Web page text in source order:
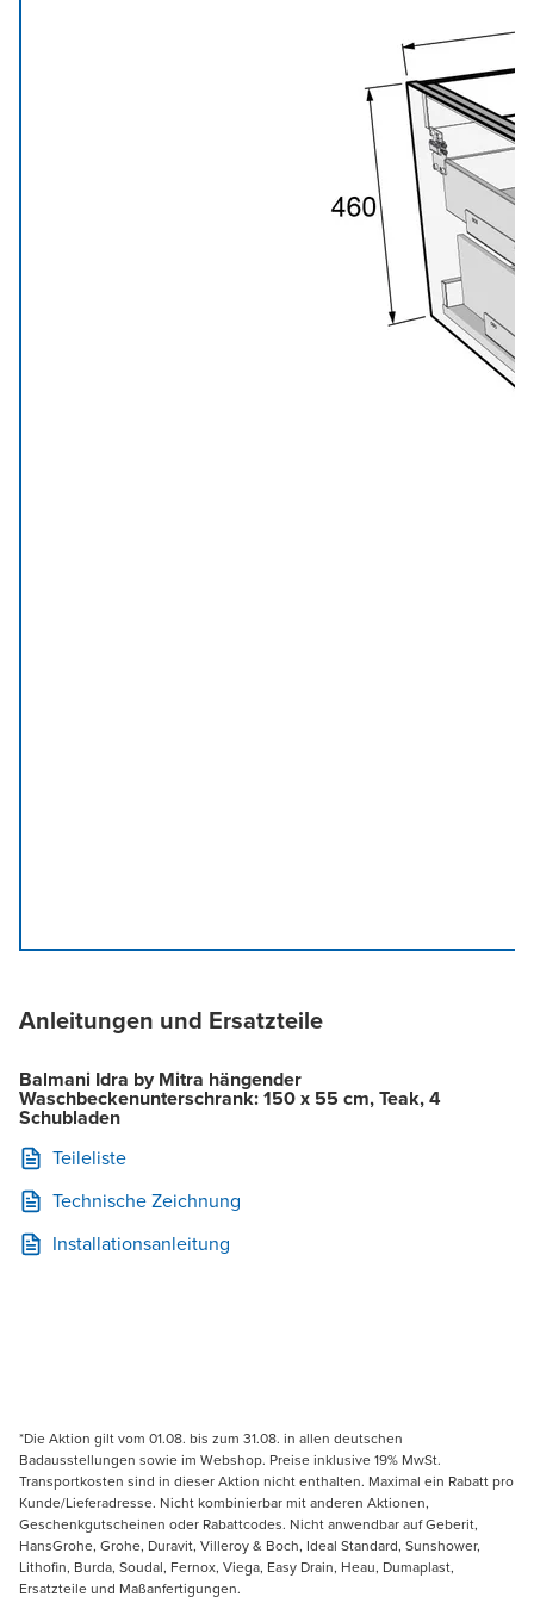
Anleitungen und Ersatzteile
Balmani Idra by Mitra hängender
Waschbeckenunterschrank: 150 x 55 cm, Teak, 4
Schubladen
Teileliste
Technische Zeichnung
Installationsanleitung
*Die Aktion gilt vom 01.08. bis zum 31.08. in allen deutschen
Badausstellungen sowie im Webshop. Preise inklusive 19% MwSt.
Transportkosten sind in dieser Aktion nicht enthalten. Maximal ein Rabatt pro
Kunde/Lieferadresse. Nicht kombinierbar mit anderen Aktionen,
Geschenkgutscheinen oder Rabattcodes. Nicht anwendbar auf Geberit,
HansGrohe, Grohe, Duravit, Villeroy & Boch, Ideal Standard, Sunshower,
Lithofin, Burda, Soudal, Fernox, Viega, Easy Drain, Heau, Dumaplast,
Ersatzteile und Maßanfertigungen.